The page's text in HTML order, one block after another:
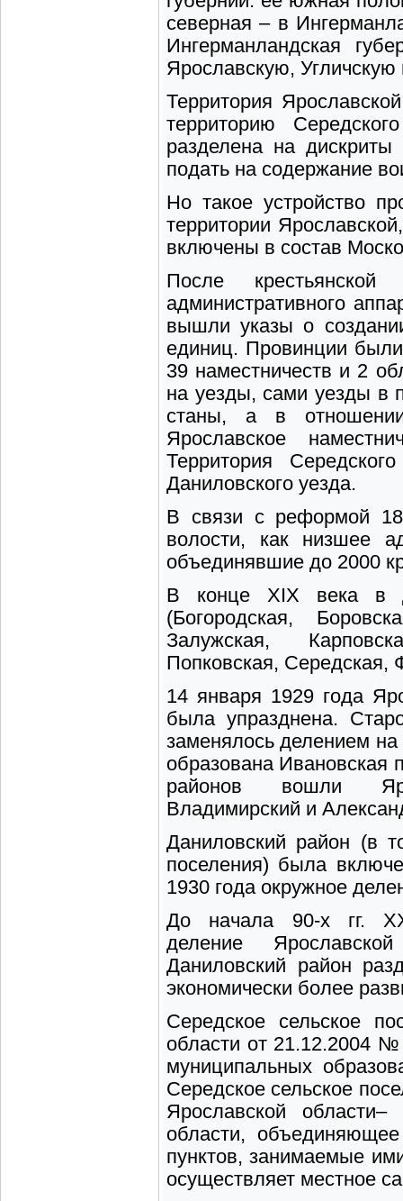
северная – в
Ингерманландская
Ярославскую,
Территория
территорию
разделена на
подать на содержание
Но такое устройство
территории
включены в состав
После
административного
вышли указы о
единиц. Провинции
39 наместничеств и 2
на уезды, сами уезды в
станы, а в
Ярославское
Территория
Даниловского уезда.
В связи с реформой
волости, как низшее
объединявшие до 2000
В конце ХIХ века в
(Богородская,
Залужская,
Попковская, Середская,
14 января 1929 года
была упразднена.
заменялось делением
образована Ивановская
районов вошли
Владимирский и
Даниловский район (в
поселения) была
1930 года окружное
До начала 90-х гг. ХХ
деление
Даниловский район
экономически более
Середское сельское
области от 21.12.2004 №
муниципальных
Середское сельское
Ярославской области–
области,
пунктов, занимаемые
осуществляет местное